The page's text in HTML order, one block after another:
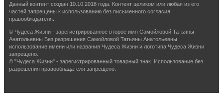
Данный контент создан 10.10.2018 года. Контент целиком или любая из его
частей запрещены к использованию без письменного согласия
правообладателя.
© Чудеса Жизни - зарегистрированное второе имя Самойловой Татьяны
Анатольевны Без разрешения Самойловой Татьяны Анатольевны
использование имени или названия Чудеса Жизни и логотипа Чудеса Жизни
запрещено.
© "Чудеса Жизни" - зарегистрированный товарный знак. Использование без
разрешения правообладателя запрещено.